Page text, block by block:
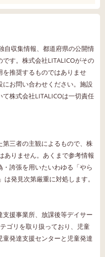
自収集情報、都道府県の公開情
す。株式会社LITALICOがその
推奨するものではありませ
お問い合わせください。施設
株式会社LITALICOは一切責任
三者の主観によるもので、株
ありません。あくまで参考情報
誇張を用いたいわゆる「やら
発見次第厳重に対処します。
援事業所、放課後等デイサー
ゴリを取り扱っており、児童
発達支援センターと児童発達